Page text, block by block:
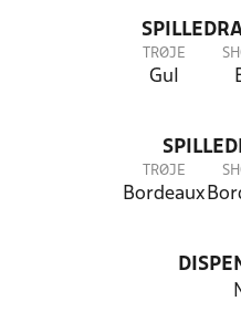
TRØJE
Gul
TRØJE
Bordeaux